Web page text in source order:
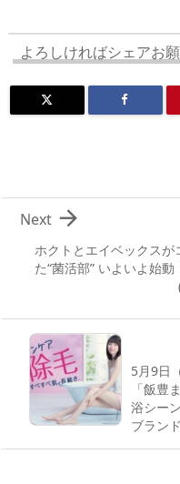
s o
n
よろしければシェアお
ホクトとエイベックスが
た“菌活部” いよいよ始

Next
5月9日
「飯豊
浴シー
ブラン